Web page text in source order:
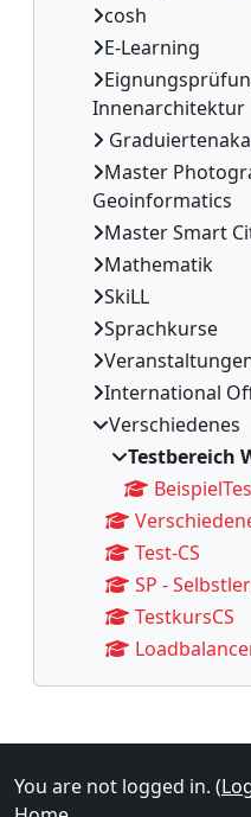
cosh
E-Learning
Innenarchitektur
Master
Geoinformatics
Master Smart
Mathematik
SkiLL
Sprachkurse
International
Verschiedenes
Testbereich
Test-CS
SP -
TestkursCS
You are not logged in. (